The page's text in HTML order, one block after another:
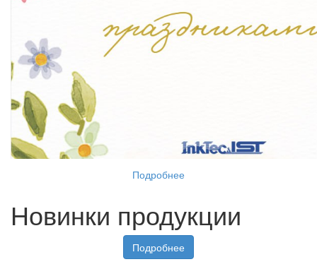
Подробнее
Новинки продукции
Подробнее